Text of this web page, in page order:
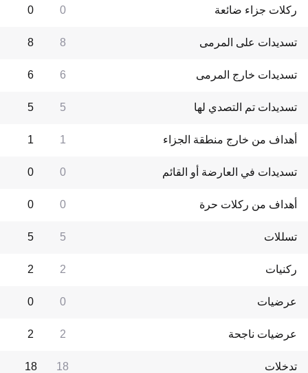
ركلات جزاء ضائعة 0
0
تسديدات على المرمى 8
8
تسديدات خارج المرمى 6
6
تسديدات تم التصدي لها 5
5
أهداف من خارج منطقة الجزاء 1
1
تسديدات في العارضة أو القائم 0
0
أهداف من ركلات حرة 0
0
تسللات 5
5
ركنيات 2
2
عرضيات 0
0
عرضيات ناجحة 2
2
تدخلات 18
18